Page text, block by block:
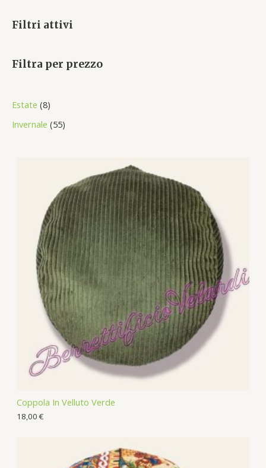
Filtri attivi
Filtra per prezzo
Estate 88
p
c
t
s
Invernale 555
o
d
u
c
t
s
Coppola In Velluto Verde
18,00 €